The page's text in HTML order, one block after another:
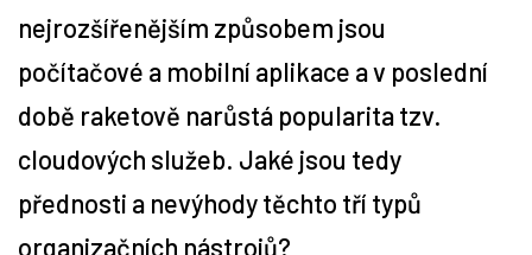
nejrozšířenějším způsobem jsou
počítačové a mobilní aplikace a v poslední
době raketově narůstá popularita tzv.
cloudových služeb. Jaké jsou tedy
přednosti a nevýhody těchto tří typů
organizačních nástrojů?